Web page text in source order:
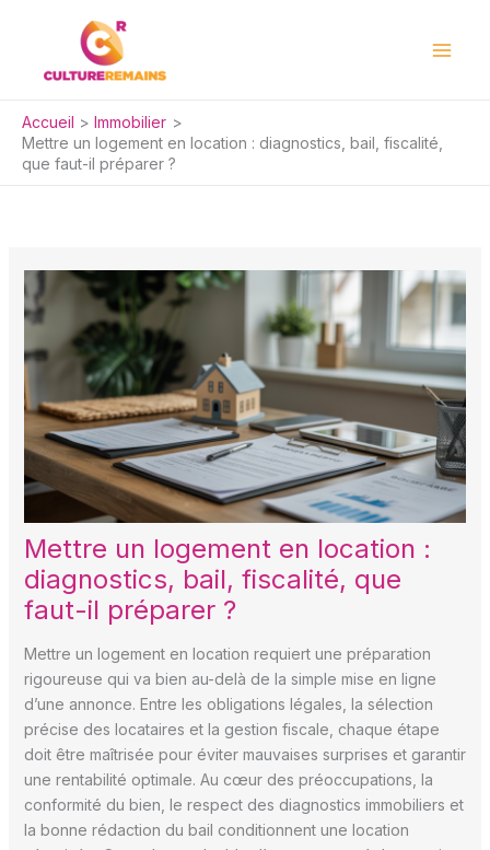
Accueil
Immobilier
Mettre un logement en location : diagnostics, bail, fiscalité,
que faut-il préparer ?
Mettre un logement en location :
diagnostics, bail, fiscalité, que
faut-il préparer ?
Mettre un logement en location requiert une préparation
rigoureuse qui va bien au-delà de la simple mise en ligne
d’une annonce. Entre les obligations légales, la sélection
précise des locataires et la gestion fiscale, chaque étape
doit être maîtrisée pour éviter mauvaises surprises et garantir
une rentabilité optimale. Au cœur des préoccupations, la
conformité du bien, le respect des diagnostics immobiliers et
la bonne rédaction du bail conditionnent une location